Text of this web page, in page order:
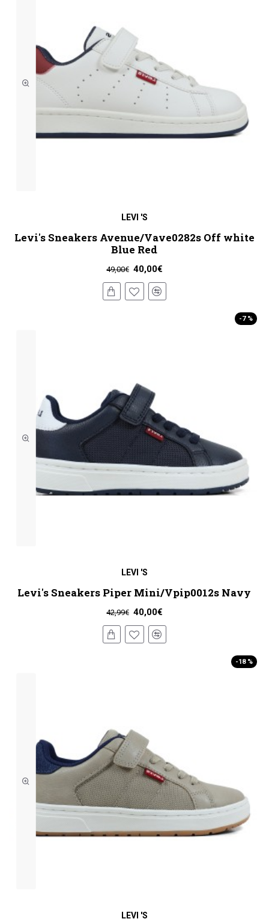
LEVI 'S
Levi's Sneakers Avenue/Vave0282s Off white
Blue Red
40,00€
49,00€
-7 %
LEVI 'S
Levi's Sneakers Piper Mini/Vpip0012s Navy
40,00€
42,99€
-18 %
LEVI 'S